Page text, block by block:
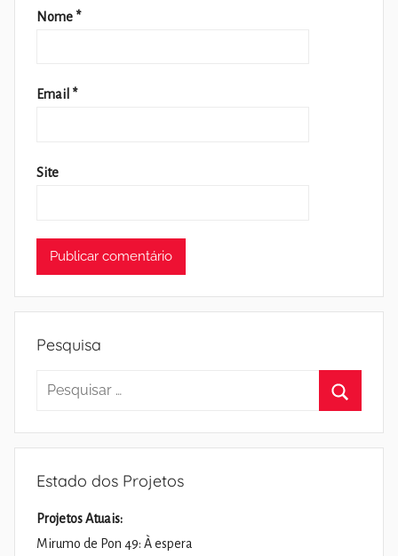
Nome *
Email *
Site
Pesquisa
Pesquisar
Estado dos Projetos
Projetos Atuais:
Mirumo de Pon 49: À espera